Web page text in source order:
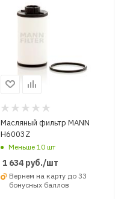
Масляный фильтр MANN
H6003Z
Меньше 10 шт
1 634руб./шт
Вернем на карту до 33
бонусных баллов